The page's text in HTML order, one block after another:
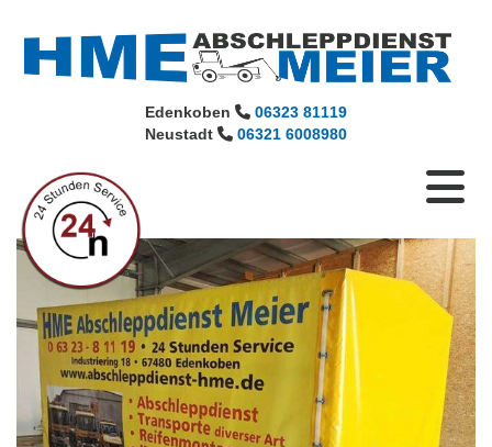
Edenkoben  06323 81119
Neustadt  06321 6008980